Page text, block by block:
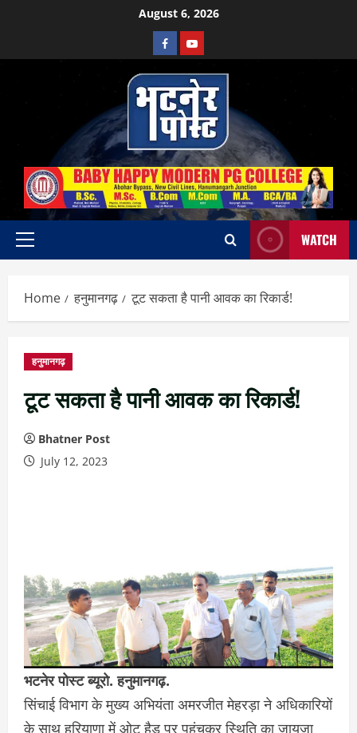
August 6, 2026
Facebook
Youtube
Primary
WATCH
Home हनुमानगढ़ टूट सकता है पानी आवक का रिकार्ड!
हनुमानगढ़
टूट सकता है पानी आवक का रिकार्ड!
Bhatner Post
July 12, 2023
भटनेर पोस्ट ब्यूरो. हनुमानगढ़.
सिंचाई विभाग के मुख्य अभियंता अमरजीत मेहरड़ा ने अधिकारियों
के साथ हरियाणा में ओटू हैड पर पहुंचकर स्थिति का जायजा